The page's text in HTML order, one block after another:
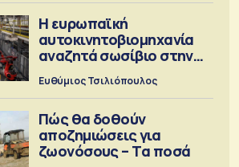
Η ευρωπαϊκή
αυτοκινητοβιομηχανία
αναζητά σωσίβιο στην
Κίνα
Ευθύμιος Τσιλιόπουλος
Πώς θα δοθούν
αποζημιώσεις για
ζωονόσους – Τα ποσά